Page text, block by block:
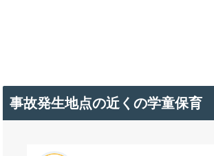
事故発生地点の近くの学童保育